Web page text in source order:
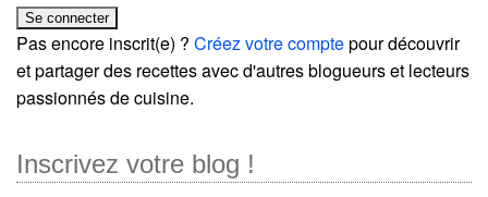
Pas encore inscrit(e) ? Créez votre comptepour découvrir
et partager des recettes avec d'autres blogueurs et lecteurs
passionnés de cuisine.
Inscrivez votre blog !